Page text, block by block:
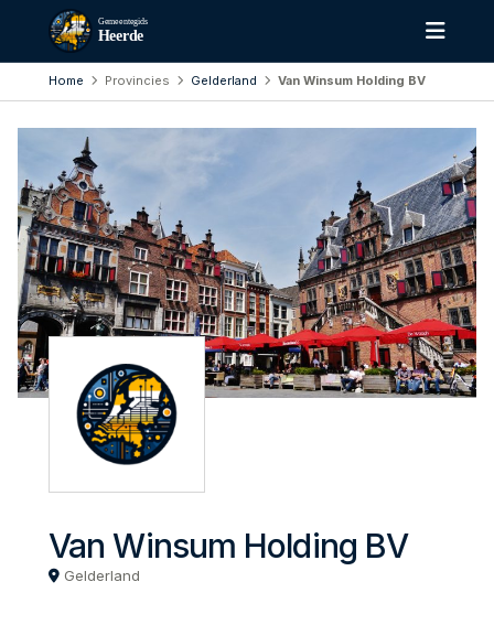
Gemeentegids
Heerde
Home Provincies Gelderland Van Winsum Holding BV
Van Winsum Holding BV
Gelderland